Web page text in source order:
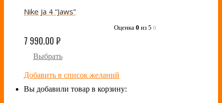
Nike Ja 4 “Jaws”
Оценка 0 из 5 0
7 990.00₽
Выбрать
Добавить в список желаний
Вы добавили товар в корзину: